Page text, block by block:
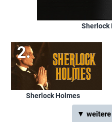
Sherlock
Sherlock Holmes
▼ weitere